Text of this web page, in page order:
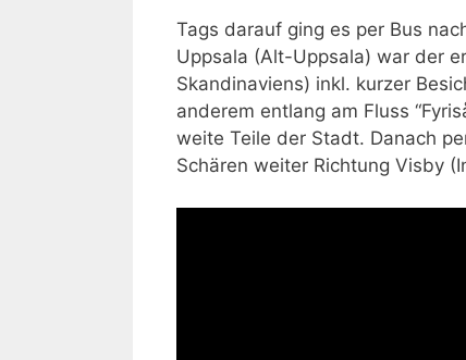
Tags darauf ging es per Bus
Uppsala (Alt-Uppsala) war der
Skandinaviens) inkl. kurzer
anderem entlang am Fluss
weite Teile der Stadt. Danach
Schären weiter Richtung Visby